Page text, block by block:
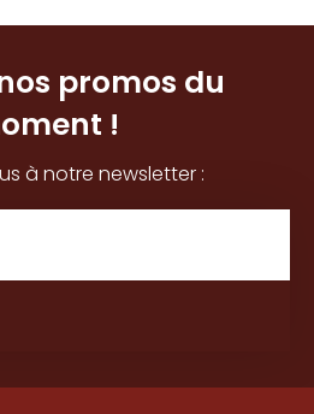
promos du
!
à notre newsletter :